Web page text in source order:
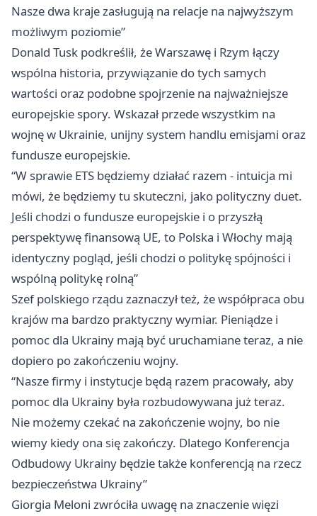
Nasze dwa kraje zasługują na relacje na najwyższym
możliwym poziomie”
Donald Tusk podkreślił, że Warszawę i Rzym łączy
wspólna historia, przywiązanie do tych samych
wartości oraz podobne spojrzenie na najważniejsze
europejskie spory. Wskazał przede wszystkim na
wojnę w Ukrainie, unijny system handlu emisjami oraz
fundusze europejskie.
“W sprawie ETS będziemy działać razem - intuicja mi
mówi, że będziemy tu skuteczni, jako polityczny duet.
Jeśli chodzi o fundusze europejskie i o przyszłą
perspektywę finansową UE, to Polska i Włochy mają
identyczny pogląd, jeśli chodzi o politykę spójności i
wspólną politykę rolną”
Szef polskiego rządu zaznaczył też, że współpraca obu
krajów ma bardzo praktyczny wymiar. Pieniądze i
pomoc dla Ukrainy mają być uruchamiane teraz, a nie
dopiero po zakończeniu wojny.
“Nasze firmy i instytucje będą razem pracowały, aby
pomoc dla Ukrainy była rozbudowywana już teraz.
Nie możemy czekać na zakończenie wojny, bo nie
wiemy kiedy ona się zakończy. Dlatego Konferencja
Odbudowy Ukrainy będzie także konferencją na rzecz
bezpieczeństwa Ukrainy”
Giorgia Meloni zwróciła uwagę na znaczenie więzi